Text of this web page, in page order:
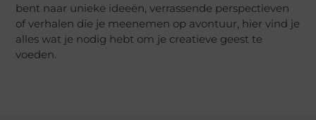
bent naar unieke ideeën, verrassende perspectieven
of verhalen die je meenemen op avontuur, hier vind je
alles wat je nodig hebt om je creatieve geest te
voeden.